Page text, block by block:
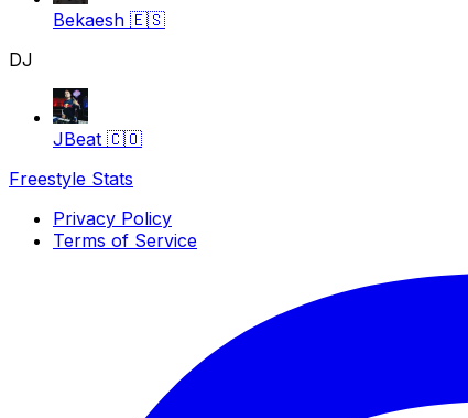
Bekaesh 🇪🇸
DJ
JBeat 🇨🇴
Freestyle Stats
Privacy Policy
Terms of Service